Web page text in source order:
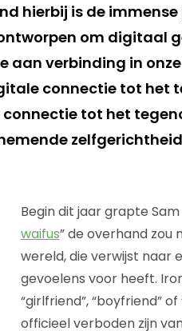
hierbij is de
om digitaal
aan verbinding in
connectie tot het
tot het
Begin dit jaar grapte
waifus” de overhand zou
wereld, die verwijst naar
gevoelens voor heeft.
“girlfriend”, “boyfriend”
officieel verboden zijn